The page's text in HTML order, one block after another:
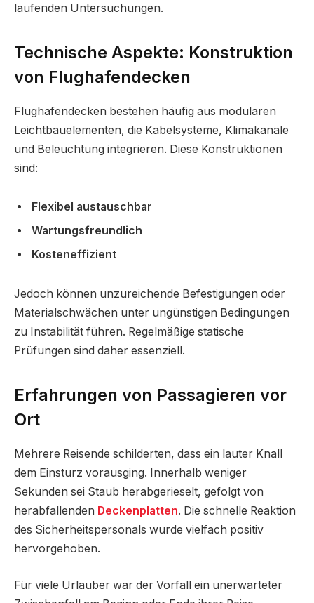
laufenden Untersuchungen.
Technische Aspekte: Konstruktion
von Flughafendecken
Flughafendecken bestehen häufig aus modularen
Leichtbauelementen, die Kabelsysteme, Klimakanäle
und Beleuchtung integrieren. Diese Konstruktionen
sind:
Flexibel austauschbar
Wartungsfreundlich
Kosteneffizient
Jedoch können unzureichende Befestigungen oder
Materialschwächen unter ungünstigen Bedingungen
zu Instabilität führen. Regelmäßige statische
Prüfungen sind daher essenziell.
Erfahrungen von Passagieren vor
Ort
Mehrere Reisende schilderten, dass ein lauter Knall
dem Einsturz vorausging. Innerhalb weniger
Sekunden sei Staub herabgerieselt, gefolgt von
herabfallenden Deckenplatten. Die schnelle Reaktion
des Sicherheitspersonals wurde vielfach positiv
hervorgehoben.
Für viele Urlauber war der Vorfall ein unerwarteter